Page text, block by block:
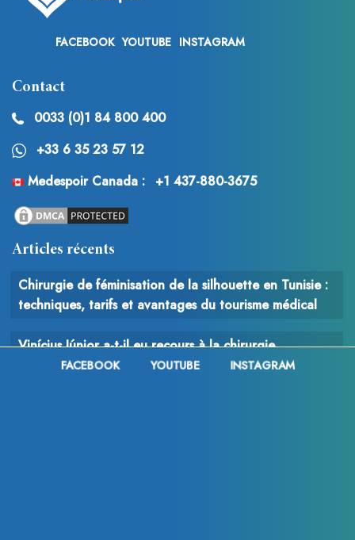
FACEBOOK YOUTUBE INSTAGRAM
Contact
0033 (0)1 84 800 400
+33 6 35 23 57 12
Medespoir Canada :
+1 437-880-3675
Articles récents
Chirurgie de féminisation de la silhouette en Tunisie :
techniques, tarifs et avantages du tourisme médical
Vinícius Júnior a-t-il eu recours à la chirurgie
esthétique après la Coupe du Monde 2026 ? Analyse
FACEBOOK YOUTUBE INSTAGRAM